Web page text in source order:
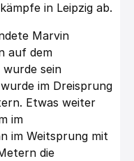
in Leipzig ab.
Marvin
auf dem
sein
im Dreisprung
Etwas weiter
im
im Weitsprung mit
die